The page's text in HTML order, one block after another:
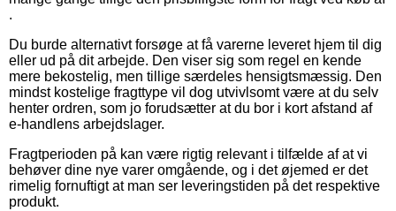
.
Du burde alternativt forsøge at få varerne leveret hjem til dig
eller ud på dit arbejde. Den viser sig som regel en kende
mere bekostelig, men tillige særdeles hensigtsmæssig. Den
mindst kostelige fragttype vil dog utvivlsomt være at du selv
henter ordren, som jo forudsætter at du bor i kort afstand af
e-handlens arbejdslager.
Fragtperioden på kan være rigtig relevant i tilfælde af at vi
behøver dine nye varer omgående, og i det øjemed er det
rimelig fornuftigt at man ser leveringstiden på det respektive
produkt.